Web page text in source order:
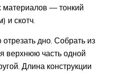
материалов — тонкий
и скотч.
дно. Собрать из
верхнюю часть одной
Длина конструкции